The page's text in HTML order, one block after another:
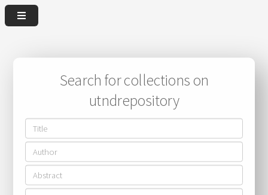
Search for collections on
utndrepository